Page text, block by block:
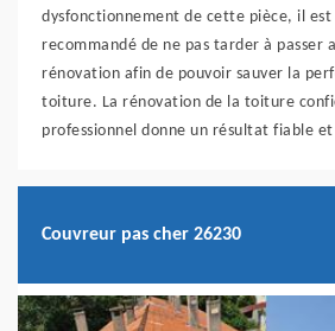
dysfonctionnement de cette pièce, il est
recommandé de ne pas tarder à passer
rénovation afin de pouvoir sauver la
toiture. La rénovation de la toiture
professionnel donne un résultat fiable
Couvreur pas cher 26230